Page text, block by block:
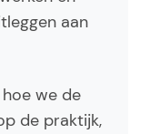
aan
we de
de praktijk,